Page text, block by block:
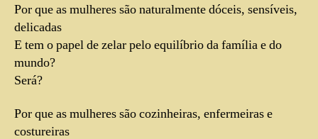
Por que as mulheres são naturalmente dóceis, sensíveis,
delicadas
E tem o papel de zelar pelo equilíbrio da família e do
mundo?
Será?
Por que as mulheres são cozinheiras, enfermeiras e
costureiras